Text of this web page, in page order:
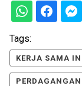
Tags:
KERJA SAMA